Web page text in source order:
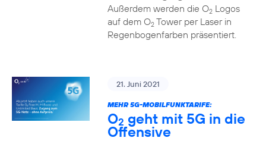
Außerdem werden die O2Logos
auf dem O2Tower per Laser in
Regenbogenfarben präsentiert.
21. Juni 2021
MEHR 5G-MOBILFUNKTARIFE:
O2 geht mit 5G in die
Offensive